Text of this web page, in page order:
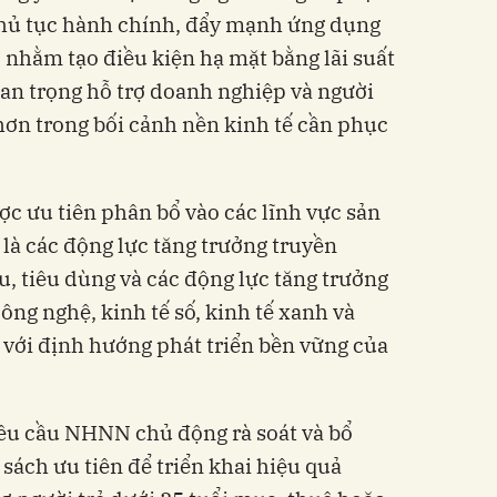
tục hành chính, đẩy mạnh ứng dụng
tạo điều kiện hạ mặt bằng lãi suất
trọng hỗ trợ doanh nghiệp và người
trong bối cảnh nền kinh tế cần phục
ưu tiên phân bổ vào các lĩnh vực sản
các động lực tăng trưởng truyền
tiêu dùng và các động lực tăng trưởng
nghệ, kinh tế số, kinh tế xanh và
định hướng phát triển bền vững của
cầu NHNN chủ động rà soát và bổ
ưu tiên để triển khai hiệu quả